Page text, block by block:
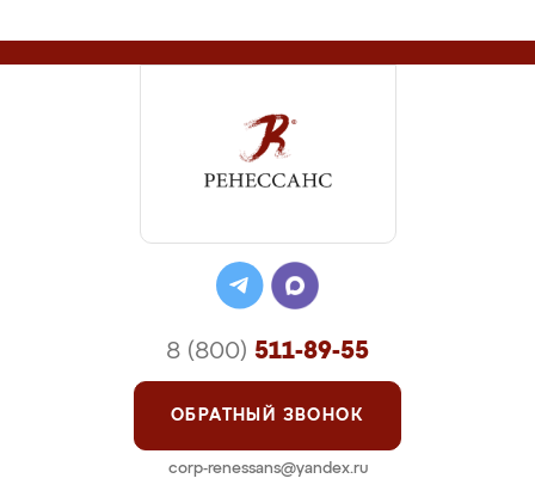
8 (800) 511-89-55
ОБРАТНЫЙ ЗВОНОК
corp-renessans@yandex.ru